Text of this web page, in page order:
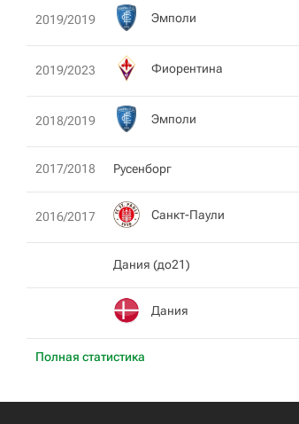
Полная статистика
2019/2019 Эмполи
2019/2023 Фиорентина
2018/2019 Эмполи
2017/2018 Русенборг
2016/2017 Санкт-Паули
Дания (до21)
Дания